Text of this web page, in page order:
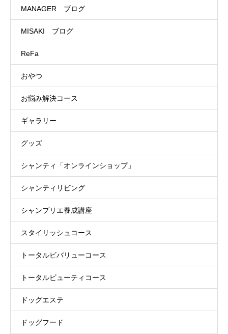
MANAGER ブログ
MISAKI ブログ
ReFa
おやつ
お悩み解決コース
ギャラリー
グッズ
シャンティ「オンラインショップ」
シャンティリビング
シャンプリエ養成講座
スタイリッシュコース
トータルビバリューコース
トータルビューティコース
ドッグエステ
ドッグフード